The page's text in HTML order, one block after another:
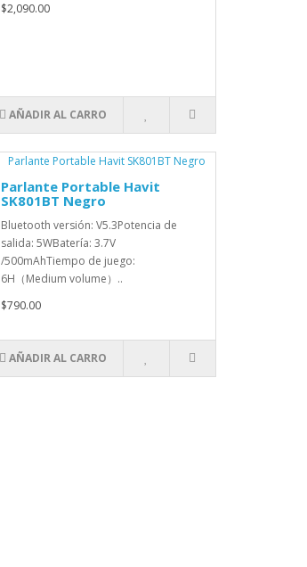
$2,090.00
AÑADIR AL CARRO
Parlante Portable Havit
SK801BT Negro
Bluetooth versión: V5.3Potencia de
salida: 5WBatería: 3.7V
/500mAhTiempo de juego:
6H（Medium volume）..
$790.00
AÑADIR AL CARRO